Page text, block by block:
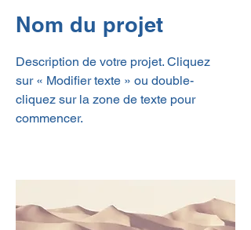
Nom du projet
Description de votre projet. Cliquez
sur « Modifier texte » ou double-
cliquez sur la zone de texte pour
commencer.